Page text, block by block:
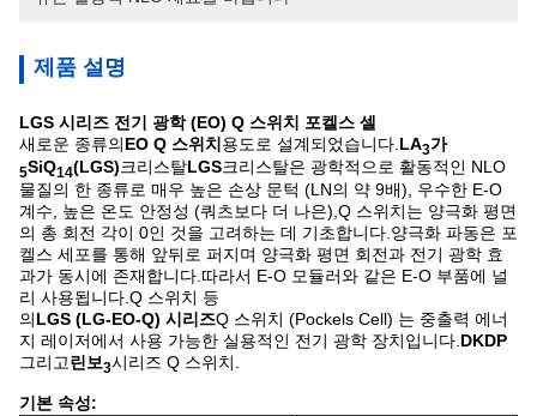
제품 설명
LGS 시리즈 전기 광학 (EO) Q 스위치 포켈스 셀
새로운 종류의EO Q 스위치 용도로 설계되었습니다. LA3가
5SiQ14(LGS)크리스탈LGS크리스탈은 광학적으로 활동적인 NLO
물질의 한 종류로 매우 높은 손상 문턱 (LN의 약 9배), 우수한 E-O
계수, 높은 온도 안정성 (쿼츠보다 더 나은),Q 스위치는 양극화 평면
의 총 회전 각이 0인 것을 고려하는 데 기초합니다.양극화 파동은 포
켈스 세포를 통해 앞뒤로 퍼지며 양극화 평면 회전과 전기 광학 효
과가 동시에 존재합니다.따라서 E-O 모듈러와 같은 E-O 부품에 널
리 사용됩니다.Q 스위치 등
의LGS (LG-EO-Q) 시리즈Q 스위치 (Pockels Cell) 는 중출력 에너
지 레이저에서 사용 가능한 실용적인 전기 광학 장치입니다. DKDP
그리고린보3시리즈 Q 스위치.
기본 속성: